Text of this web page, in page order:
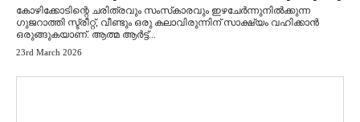
കോഴിക്കോടിന്റെ ചരിത്രവും സംസ്‌കാരവും ഇഴചേർന്നുനിൽക്കുന്ന
ഗുജറാത്തി സ്ട്രീറ്റ്, വീണ്ടും ഒരു കലാവിരുന്നിന് സാക്ഷ്യം വഹിക്കാൻ
ഒരുങ്ങുകയാണ്. ആത്മ ആർട്ട്...
23rd March 2026